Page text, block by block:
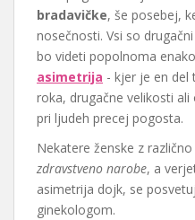
bradavičke, še posebej,
nosečnosti. Vsi so
bo videti popolnoma
asimetrija - kjer je en del
roka, drugačne velikosti
pri ljudeh precej pogosta.
Nekatere ženske z
zdravstveno narobe, a
asimetrija dojk, se
ginekologom.